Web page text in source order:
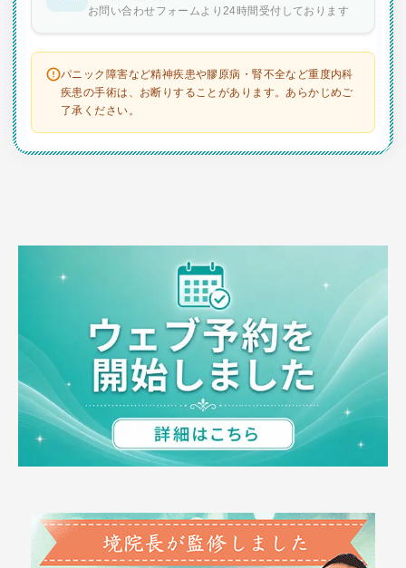
お問い合わせフォームより24時間受付しております
パニック障害など精神疾患や膠原病・腎不全など重度内科
疾患の手術は、お断りすることがあります。あらかじめご
了承ください。